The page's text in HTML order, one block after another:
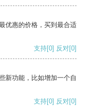
优惠的价格，买到最合适
支持[0] 反对[0]
新功能，比如增加一个自
支持[0] 反对[0]